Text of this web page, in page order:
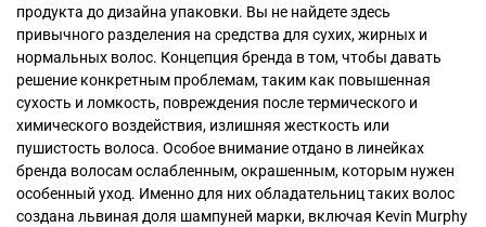
продукта до дизайна упаковки. Вы не найдете здесь
привычного разделения на средства для сухих, жирных и
нормальных волос. Концепция бренда в том, чтобы давать
решение конкретным проблемам, таким как повышенная
сухость и ломкость, повреждения после термического и
химического воздействия, излишняя жесткость или
пушистость волоса. Особое внимание отдано в линейках
бренда волосам ослабленным, окрашенным, которым нужен
особенный уход. Именно для них обладательниц таких волос
создана львиная доля шампуней марки, включая Kevin Murphy